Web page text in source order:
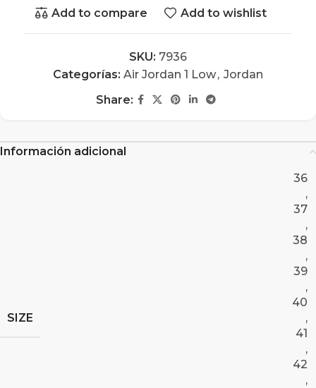
Add to compare Add to wishlist
SKU: 7936
Categorías: Air Jordan 1 Low, Jordan
Share:
Información adicional
SIZE
36
,
37
,
38
,
39
,
40
,
41
,
42
,